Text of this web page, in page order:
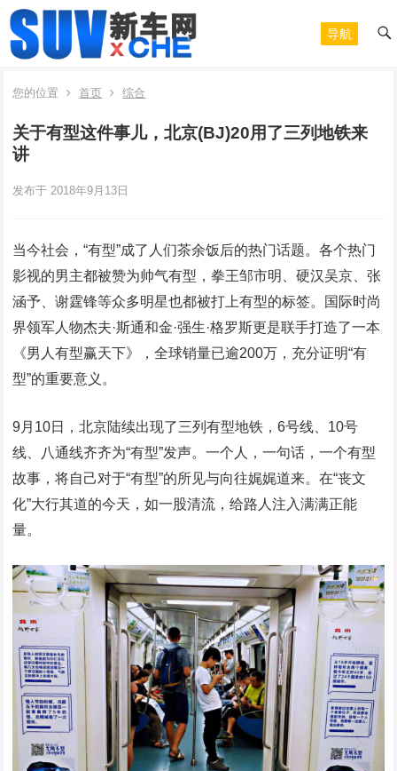
导航
您的位置 首页 综合
关于有型这件事儿，北京(BJ)20用了三列地铁来
讲
发布于 2018年9月13日
当今社会，“有型”成了人们茶余饭后的热门话题。各个热门
影视的男主都被赞为帅气有型，拳王邹市明、硬汉吴京、张
涵予、谢霆锋等众多明星也都被打上有型的标签。国际时尚
界领军人物杰夫·斯通和金·强生·格罗斯更是联手打造了一本
《男人有型赢天下》，全球销量已逾200万，充分证明“有
型”的重要意义。
9月10日，北京陆续出现了三列有型地铁，6号线、10号
线、八通线齐齐为“有型”发声。一个人，一句话，一个有型
故事，将自己对于“有型”的所见与向往娓娓道来。在“丧文
化”大行其道的今天，如一股清流，给路人注入满满正能
量。